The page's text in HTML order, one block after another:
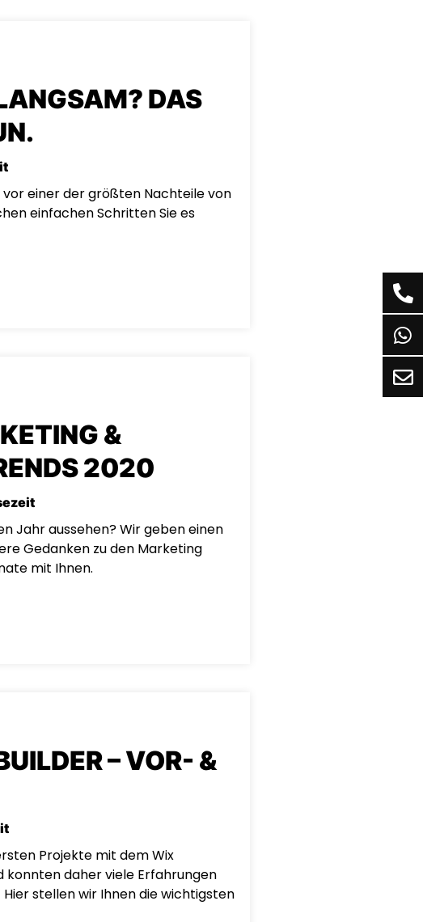
DAS
vor einer der größten Nachteile von
einfachen Schritten Sie es
&
2020
Jahr aussehen? Wir geben einen
Gedanken zu den Marketing
mit Ihnen.
– VOR- &
Projekte mit dem Wix
daher viele Erfahrungen
stellen wir Ihnen die wichtigsten